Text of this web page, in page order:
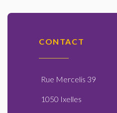
CONTACT
Rue Mercelis 39
1050 Ixelles